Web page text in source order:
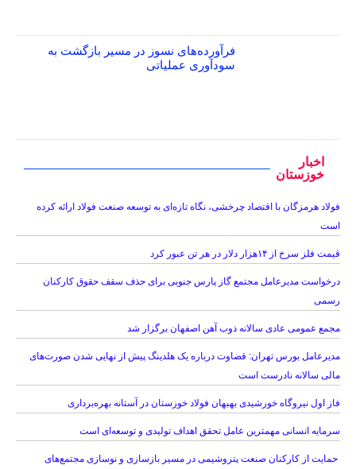
فرآورده‌های نسوز در مسیر بازگشت به
سودآوری عملیاتی
اخبار
خوزستان
فولاد هرمزگان با اقتصاد چرخشی، نگاه تازه‌ای به توسعه صنعت فولاد ارائه کرده
است
قیمت فلز سرخ از ۱۴هزار دلار در هر تن عبور کرد
درخواست مدیرعامل مجتمع گاز پارس جنوبی برای حذف سقف حقوق کارکنان
رسمی
مجمع عمومی عادی سالانه ذوب آهن اصفهان برگزار شد
مدیرعامل بورس تهران: قضاوت درباره یک هلدینگ پیش از نهایی شدن صورت‌های
مالی سالانه نادرست است
فاز اول نیروگاه خورشیدی بهبهان فولاد خوزستان در آستانه بهره‌برداری
سرمایه انسانی مهمترین عامل تحقق اهداف تولیدی و توسعه‌ای است
حمایت از کارکنان صنعت پتروشیمی در مسیر بازسازی و نوسازی مجتمع‌های